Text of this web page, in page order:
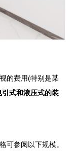
的费用(特别是某
式和液压式的装
参阅以下规模。